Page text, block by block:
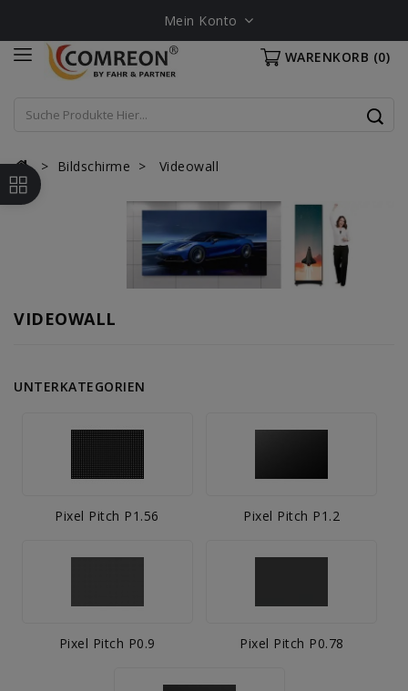
Mein Konto
WARENKORB (0)
Bildschirme Videowall
VIDEOWALL
UNTERKATEGORIEN
Pixel Pitch P1.56 Pixel Pitch P1.2
Pixel Pitch P0.9 Pixel Pitch P0.78